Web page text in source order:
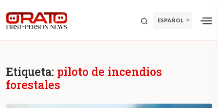
ESPAÑOL
Etiqueta: piloto de incendios
forestales